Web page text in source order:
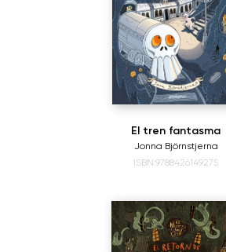
El tren fantasma
Jonna Björnstjerna
ISBN:9788426149275